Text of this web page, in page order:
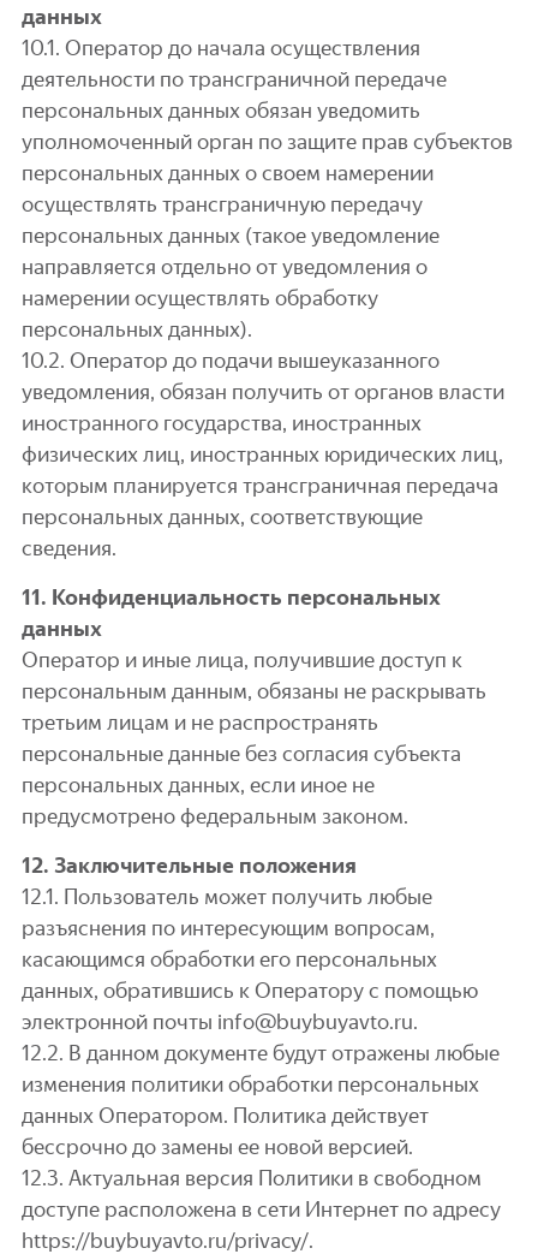
данных
10.1. Оператор до начала осуществления
деятельности по трансграничной передаче
персональных данных обязан уведомить
уполномоченный орган по защите прав субъектов
персональных данных о своем намерении
осуществлять трансграничную передачу
персональных данных (такое уведомление
направляется отдельно от уведомления о
намерении осуществлять обработку
персональных данных).
10.2. Оператор до подачи вышеуказанного
уведомления, обязан получить от органов власти
иностранного государства, иностранных
физических лиц, иностранных юридических лиц,
которым планируется трансграничная передача
персональных данных, соответствующие
сведения.
11. Конфиденциальность персональных
данных
Оператор и иные лица, получившие доступ к
персональным данным, обязаны не раскрывать
третьим лицам и не распространять
персональные данные без согласия субъекта
персональных данных, если иное не
предусмотрено федеральным законом.
12. Заключительные положения
12.1. Пользователь может получить любые
разъяснения по интересующим вопросам,
касающимся обработки его персональных
данных, обратившись к Оператору с помощью
электронной почты info@buybuyavto.ru.
12.2. В данном документе будут отражены любые
изменения политики обработки персональных
данных Оператором. Политика действует
бессрочно до замены ее новой версией.
12.3. Актуальная версия Политики в свободном
доступе расположена в сети Интернет по адресу
https://buybuyavto.ru/privacy/.